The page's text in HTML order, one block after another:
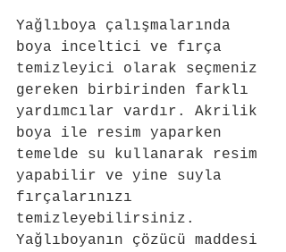
Yağlıboya çalışmalarında
boya inceltici ve fırça
temizleyici olarak seçmeniz
gereken birbirinden farklı
yardımcılar vardır. Akrilik
boya ile resim yaparken
temelde su kullanarak resim
yapabilir ve yine suyla
fırçalarınızı
temizleyebilirsiniz.
Yağlıboyanın çözücü maddesi